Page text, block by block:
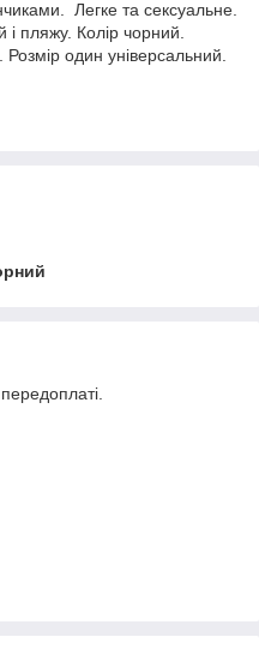
Легке та сексуальне.
і пляжу. Колір чорний.
один універсальний.